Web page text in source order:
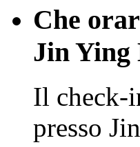
Che
Jin Ying
Il check-
presso